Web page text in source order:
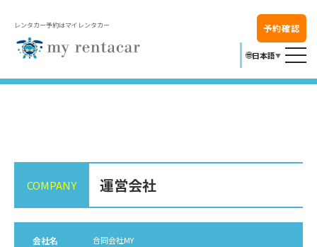
レンタカー予約はマイレンタカー 予約確認
🌐日本語▼
COMPANY 運営会社
会社名 合同会社MY